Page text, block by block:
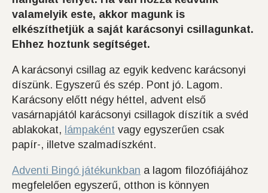
valamelyik este, akkor magunk is
elkészíthetjük a saját karácsonyi csillagunkat.
Ehhez hoztunk segítséget.
A karácsonyi csillag az egyik kedvenc karácsonyi
díszünk. Egyszerű és szép. Pont jó. Lagom.
Karácsony előtt négy héttel, advent első
vasárnapjától karácsonyi csillagok díszítik a svéd
ablakokat, lámpaként vagy egyszerűen csak
papír-, illetve szalmadíszként.
Adventi Bingó játékunkban a lagom filozófiájához
megfelelően egyszerű, otthon is könnyen